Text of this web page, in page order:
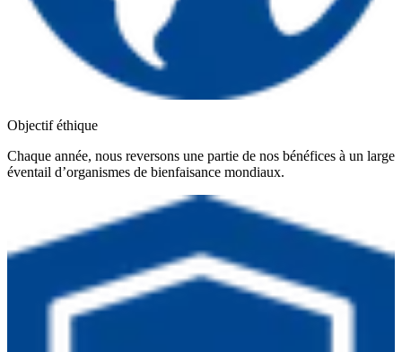
Objectif éthique
Chaque année, nous reversons une partie de nos bénéfices à un large
éventail d’organismes de bienfaisance mondiaux.